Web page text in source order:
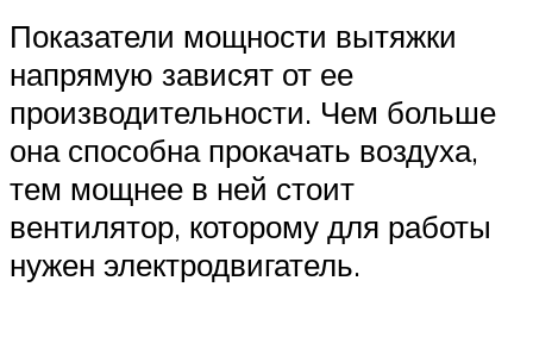
Показатели мощности вытяжки
напрямую зависят от ее
производительности. Чем больше
она способна прокачать воздуха,
тем мощнее в ней стоит
вентилятор, которому для работы
нужен электродвигатель.